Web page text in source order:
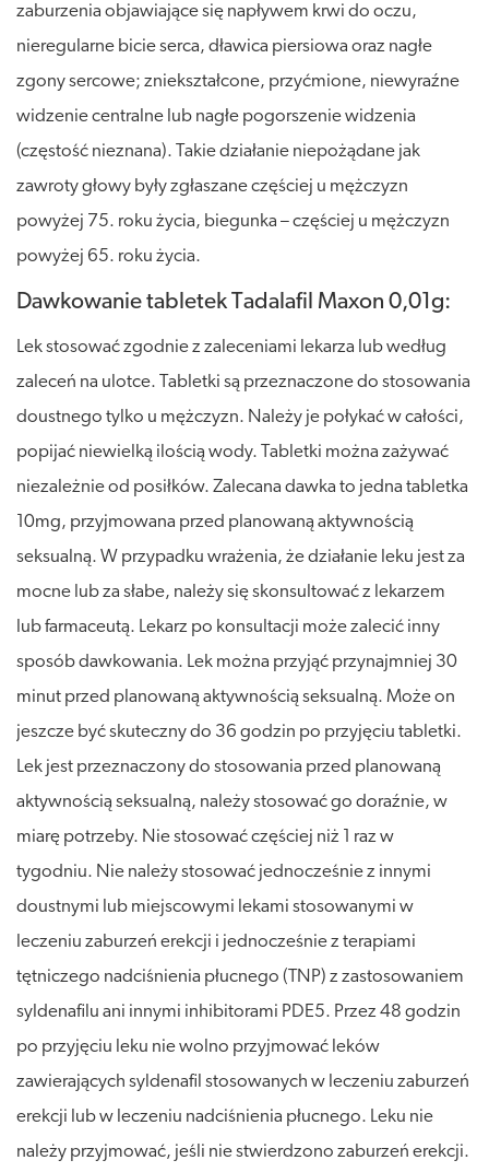
zaburzenia objawiające się napływem krwi do oczu,
nieregularne bicie serca, dławica piersiowa oraz nagłe
zgony sercowe; zniekształcone, przyćmione, niewyraźne
widzenie centralne lub nagłe pogorszenie widzenia
(częstość nieznana). Takie działanie niepożądane jak
zawroty głowy były zgłaszane częściej u mężczyzn
powyżej 75. roku życia, biegunka – częściej u mężczyzn
powyżej 65. roku życia.
Dawkowanie tabletek Tadalafil Maxon 0,01g:
Lek stosować zgodnie z zaleceniami lekarza lub według
zaleceń na ulotce. Tabletki są przeznaczone do stosowania
doustnego tylko u mężczyzn. Należy je połykać w całości,
popijać niewielką ilością wody. Tabletki można zażywać
niezależnie od posiłków. Zalecana dawka to jedna tabletka
10mg, przyjmowana przed planowaną aktywnością
seksualną. W przypadku wrażenia, że działanie leku jest za
mocne lub za słabe, należy się skonsultować z lekarzem
lub farmaceutą. Lekarz po konsultacji może zalecić inny
sposób dawkowania. Lek można przyjąć przynajmniej 30
minut przed planowaną aktywnością seksualną. Może on
jeszcze być skuteczny do 36 godzin po przyjęciu tabletki.
Lek jest przeznaczony do stosowania przed planowaną
aktywnością seksualną, należy stosować go doraźnie, w
miarę potrzeby. Nie stosować częściej niż 1 raz w
tygodniu. Nie należy stosować jednocześnie z innymi
doustnymi lub miejscowymi lekami stosowanymi w
leczeniu zaburzeń erekcji i jednocześnie z terapiami
tętniczego nadciśnienia płucnego (TNP) z zastosowaniem
syldenafilu ani innymi inhibitorami PDE5. Przez 48 godzin
po przyjęciu leku nie wolno przyjmować leków
zawierających syldenafil stosowanych w leczeniu zaburzeń
erekcji lub w leczeniu nadciśnienia płucnego. Leku nie
należy przyjmować, jeśli nie stwierdzono zaburzeń erekcji.